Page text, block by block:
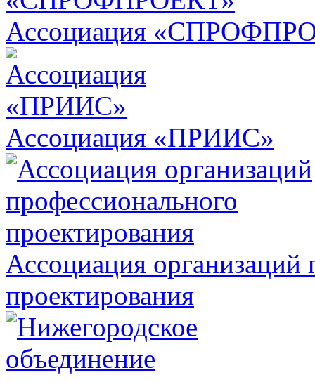
Ассоциация
Ассоциация «ПРИИС»
Ассоциация организаций
проектирования